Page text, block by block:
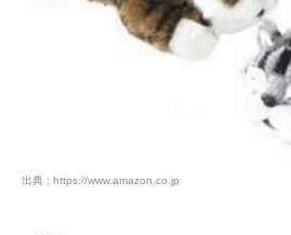
出典 : https://www.amazon.co.jp